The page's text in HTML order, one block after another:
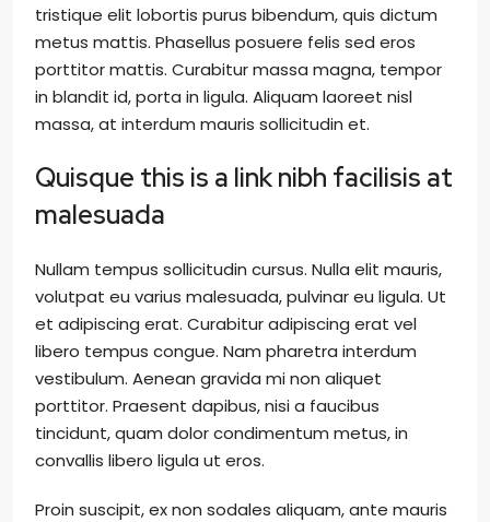
tristique elit lobortis purus bibendum, quis dictum
metus mattis. Phasellus posuere felis sed eros
porttitor mattis. Curabitur massa magna, tempor
in blandit id, porta in ligula. Aliquam laoreet nisl
massa, at interdum mauris sollicitudin et.
Quisque this is a link nibh facilisis at
malesuada
Nullam tempus sollicitudin cursus. Nulla elit mauris,
volutpat eu varius malesuada, pulvinar eu ligula. Ut
et adipiscing erat. Curabitur adipiscing erat vel
libero tempus congue. Nam pharetra interdum
vestibulum. Aenean gravida mi non aliquet
porttitor. Praesent dapibus, nisi a faucibus
tincidunt, quam dolor condimentum metus, in
convallis libero ligula ut eros.
Proin suscipit, ex non sodales aliquam, ante mauris